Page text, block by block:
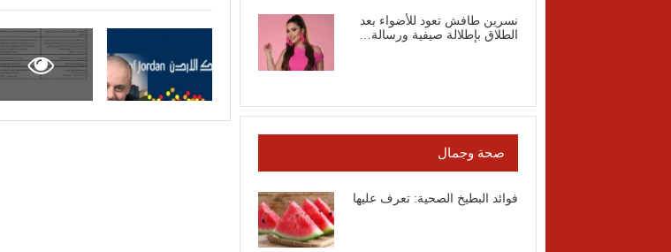
نسرين طافش تعود للأضواء بعد
الطلاق بإطلالة صيفية ورسالة…
صحة وجمال
فوائد البطيخ الصحية: تعرف عليها